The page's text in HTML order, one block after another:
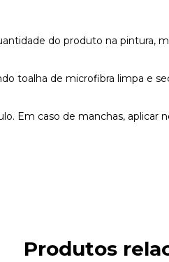
do produto na pintura,
toalha de microfibra limpa e
Em caso de manchas, aplicar
Produtos